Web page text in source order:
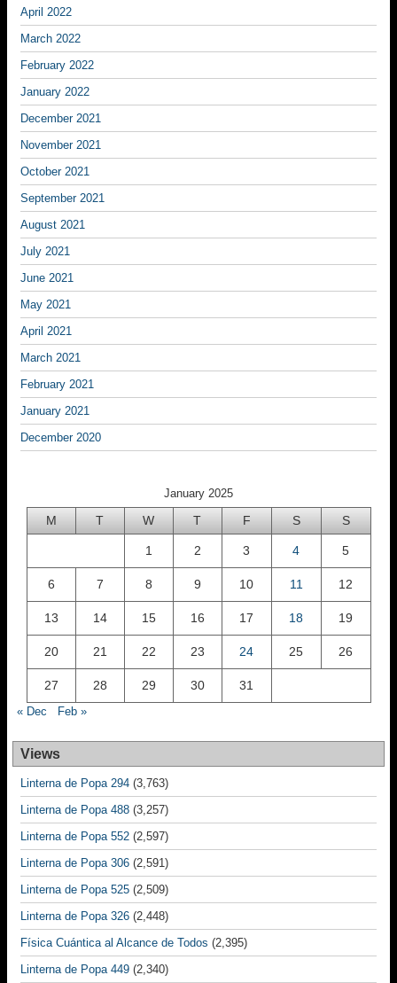
April 2022
March 2022
February 2022
January 2022
December 2021
November 2021
October 2021
September 2021
August 2021
July 2021
June 2021
May 2021
April 2021
March 2021
February 2021
January 2021
December 2020
January 2025
M T W T F S S
1 2 3 4 5
6 7 8 9 10 11 12
13 14 15 16 17 18 19
20 21 22 23 24 25 26
27 28 29 30 31
« Dec Feb »
Views
Linterna de Popa 294 (3,763)
Linterna de Popa 488 (3,257)
Linterna de Popa 552 (2,597)
Linterna de Popa 306 (2,591)
Linterna de Popa 525 (2,509)
Linterna de Popa 326 (2,448)
Física Cuántica al Alcance de Todos (2,395)
Linterna de Popa 449 (2,340)